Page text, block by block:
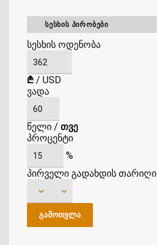
ᲡᲔᲡᲮᲘᲡ ᲞᲘᲠᲝᲑᲔᲑᲘ
სესხის ოდენობა
₾ / USD
ვადა
წელი / თვე
პროცენტი
%
პირველი გადახდის თარიღი